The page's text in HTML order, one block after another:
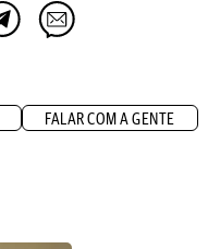
FALAR COM A GENTE